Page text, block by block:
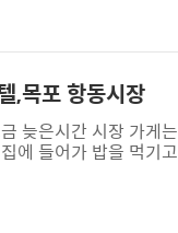
,목포 항동시장
늦은시간 시장 가게
에 들어가 밥을 먹기
이 걸려 있었습니다.
새벽(5시경)에 수